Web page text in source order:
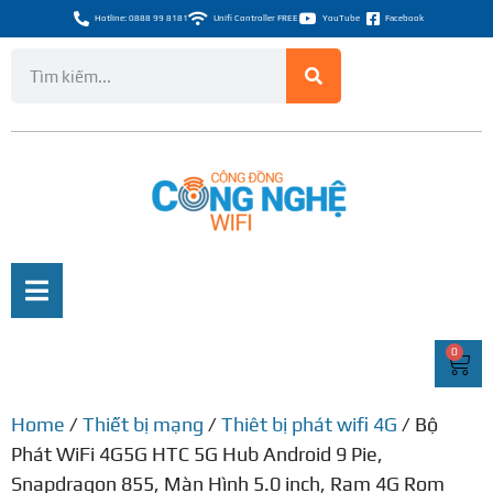
Hotline: 0888 99 8181 Unifi Controller FREE YouTube Facebook
0
Home /Thiết bị mạng /Thiêt bị phát wifi 4G / Bộ
Phát WiFi 4G5G HTC 5G Hub Android 9 Pie,
Snapdragon 855, Màn Hình 5.0 inch, Ram 4G Rom